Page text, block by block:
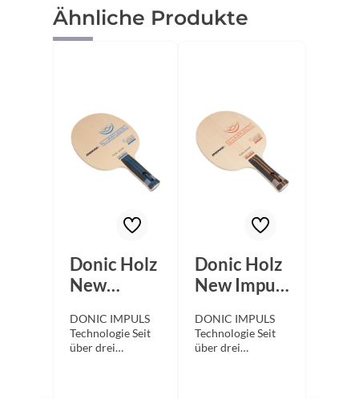
Produktgalerie überspringen
Ähnliche Produkte
Donic Holz
New
DONIC IMPULS
Technologie Seit
über drei
Donic Holz
New Impuls
DONIC IMPULS
Technologie Seit
über drei